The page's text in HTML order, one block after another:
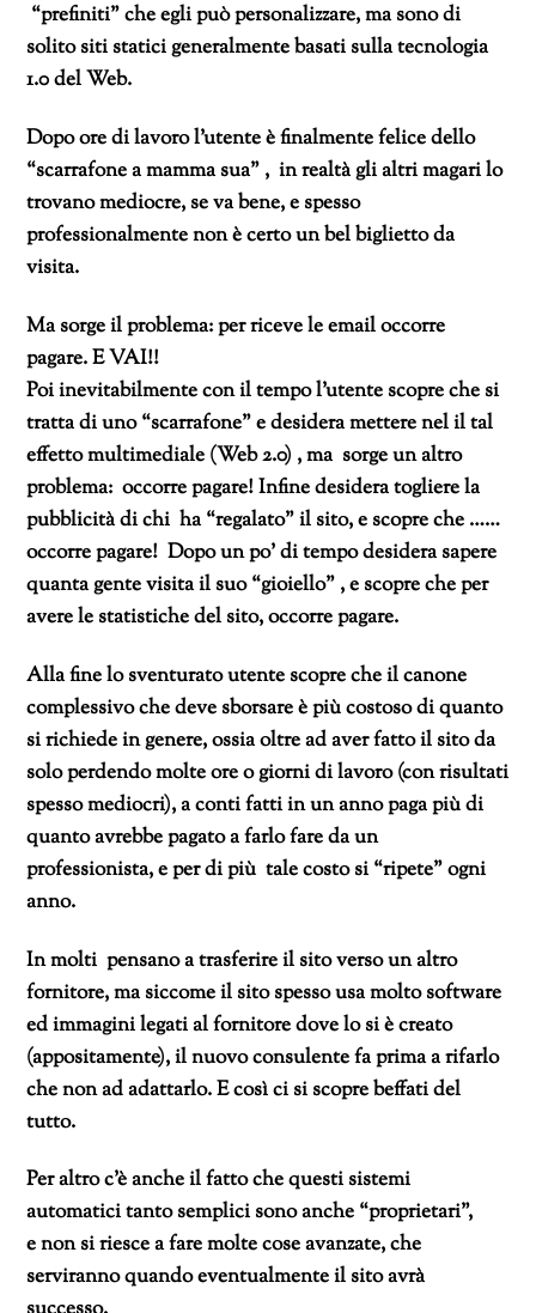
“prefiniti” che egli può personalizzare, ma sono di
solito siti statici generalmente basati sulla tecnologia
1.0 del Web.
Dopo ore di lavorol’utente è finalmente felice dello
“scarrafone a mamma sua” , in realtà gli altri magari lo
trovano mediocre, se va bene, e spesso
professionalmente non è certo un bel biglietto da
visita.
Ma sorge il problema: per riceve le email occorre
pagare. E VAI!!
Poi inevitabilmente con il tempo l’utente scopre che si
tratta di uno “scarrafone” e desideramettere nel il tal
effetto multimediale (Web 2.0) , ma sorge un altro
problema: occorre pagare! Infine desideratogliere la
pubblicità di chi ha “regalato” il sito, e scopre che ……
occorre pagare! Dopo un po’ di tempo desidera sapere
quanta gente visita il suo “gioiello” , e scopre che per
avere le statistiche del sito, occorre pagare.
Alla fine lo sventurato utente scopre che il canone
complessivo che deve sborsare è più costoso di quanto
si richiede in genere, ossia oltre ad aver fatto il sito da
solo perdendo molte ore o giorni di lavoro (con risultati
spesso mediocri), a conti fatti in un anno paga più di
quanto avrebbe pagato a farlo fare da un
professionista, e per di più tale costo si “ripete” ogni
anno.
In molti pensano a trasferire il sito verso un altro
fornitore, ma siccome il sito spesso usa molto software
ed immagini legati al fornitore dove lo si è creato
(appositamente), il nuovo consulente fa prima a rifarlo
che non ad adattarlo. E così ci si scopre beffati del
tutto.
Per altro c’è anche il fatto che questi sistemi
automatici tanto semplici sono anche “proprietari”,
e non si riesce a fare molte cose avanzate, che
serviranno quando eventualmente il sito avrà